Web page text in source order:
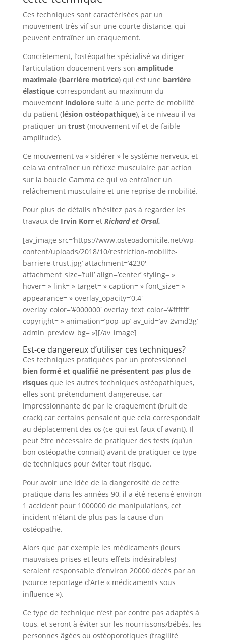
Ces techniques sont caractérisées par un
mouvement très vif sur une courte distance, qui
peuvent entraîner un craquement.
Concrètement, l’ostéopathe spécialisé va diriger
l’articulation doucement vers son amplitude
maximale (barrière motrice) qui est une barrière
élastiquecorrespondant au maximum du
mouvement indoloresuite à une perte de mobilité
du patient (lésion ostéopathique), à ce niveau il va
pratiquer un trust(mouvement vif et de faible
amplitude).
Ce mouvement va « sidérer » le système nerveux, et
cela va entraîner un réflexe musculaire par action
sur la boucle Gamma ce qui va entraîner un
relâchement musculaire et une reprise de mobilité.
Pour plus de détails n’hésitez pas à regarder les
travaux de Irvin Korret Richard et Orsal.
[av_image src=’https://www.osteoadomicile.net/wp-
content/uploads/2018/10/restriction-mobilite-
barriere-trust.jpg’ attachment=’4230′
attachment_size=’full’ align=’center’ styling= »
hover= » link= » target= » caption= » font_size= »
appearance= » overlay_opacity=’0.4′
overlay_color=’#000000′ overlay_text_color=’#ffffff’
copyright= » animation=’pop-up’ av_uid=’av-2vmd3g’
admin_preview_bg= »][/av_image]
Est-ce dangereux d’utiliser ces techniques?
Ces techniques pratiquées par un professionnel
bien formé et qualifié ne présentent pas plus de
risquesque les autres techniques ostéopathiques,
elles sont prétendument dangereuse, car
impressionnante de par le craquement (bruit de
crack) car certains pensaient que cela correspondait
au déplacement des os (ce qui est faux cf avant). Il
peut être nécessaire de pratiquer des tests (qu’un
bon ostéopathe connait) avant de pratiquer ce type
de techniques pour éviter tout risque.
Pour avoir une idée de la dangerosité de cette
pratique dans les années 90, il a été recensé environ
1 accident pour 1000000 de manipulations, cet
incident n’étant de plus pas la cause d’un
ostéopathe.
Alors que par exemple les médicaments (leurs
mauvaises prises et leurs effets indésirables)
seraient responsable d’environ 20000 décès par an
(source reportage d’Arte « médicaments sous
influence »).
Ce type de technique n’est par contre pas adaptés à
tous, et seront à éviter sur les nourrissons/bébés, les
personnes âgées ou ostéoporotiques (fragilité